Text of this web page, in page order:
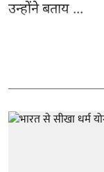
उन्होंने बताय ...